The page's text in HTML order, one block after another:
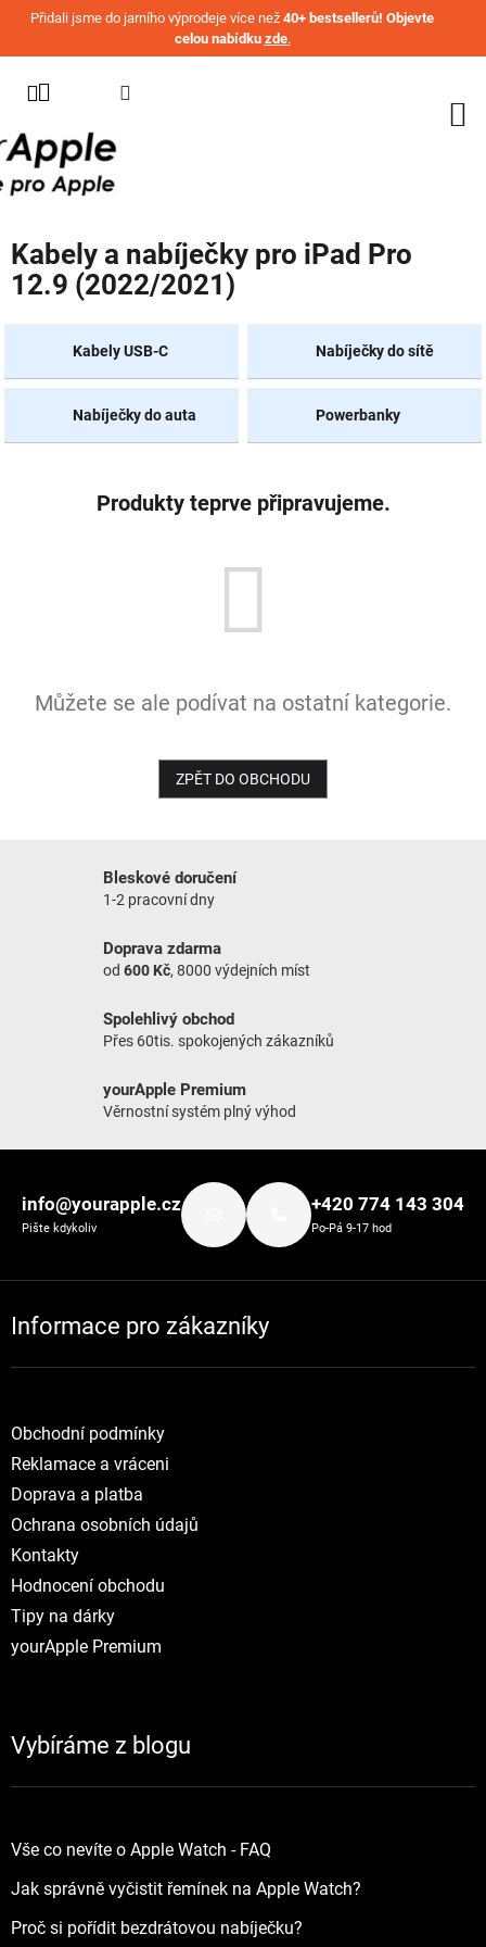
Přejít na obsah
Přidali jsme do jarního výprodeje více než 40+ bestsellerů! Objevte
celou nabídku zde.
IPHONE
MACBOOK
AIRPODS
AIRTAG
OSTATNÍ
ZNAČKY
%
Kabely a nabíječky pro iPad Pro
12.9 (2022/2021)
Kabely USB-C Nabíječky do sítě
Nabíječky do auta Powerbanky
Produkty teprve připravujeme.
Můžete se ale podívat na ostatní kategorie.
ZPĚT DO OBCHODU
Bleskové doručení
1-2 pracovní dny
Doprava zdarma
od 600 Kč, 8000 výdejních míst
Spolehlivý obchod
Přes 60tis. spokojených zákazníků
yourApple Premium
Věrnostní systém plný výhod
info@yourapple.cz
Pište kdykoliv
+420 774 143 304
Po-Pá 9-17 hod
Informace pro zákazníky
Obchodní podmínky
Reklamace a vráceni
Doprava a platba
Ochrana osobních údajů
Kontakty
Hodnocení obchodu
Tipy na dárky
yourApple Premium
Vybíráme z blogu
Vše co nevíte o Apple Watch - FAQ
Jak správně vyčistit řemínek na Apple Watch?
Proč si pořídit bezdrátovou nabíječku?